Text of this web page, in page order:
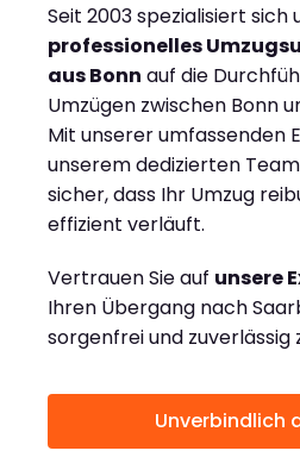
Seit 2003 spezialisiert sich
professionelles
aus Bonn auf die
Umzügen zwischen Bonn
Mit unserer umfassenden
unserem dedizierten
sicher, dass Ihr Umzug
effizient verläuft.
Vertrauen Sie auf unsere
Ihren Übergang nach
sorgenfrei und zuverlässig
Unverbindlich